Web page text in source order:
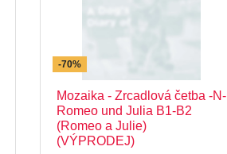
-70%
Mozaika - Zrcadlová četba -N-
Romeo und Julia B1-B2
(Romeo a Julie)
(VÝPRODEJ)